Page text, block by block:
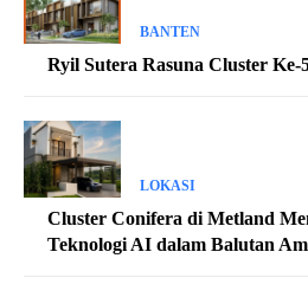
BANTEN
Ryil Sutera Rasuna Cluster Ke-
LOKASI
Cluster Conifera di Metland
Teknologi AI dalam Balutan